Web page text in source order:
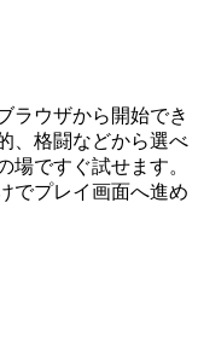
ラウザから開始でき
、格闘などから選べ
場ですぐ試せます。
でプレイ画面へ進め